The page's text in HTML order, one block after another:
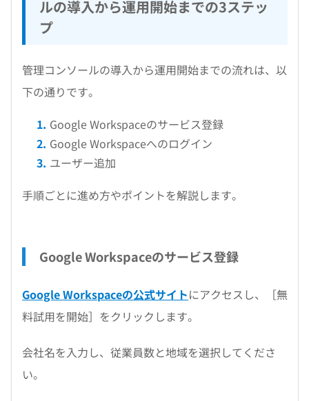
ルの導入から運用開始までの3ステッ
プ
管理コンソールの導入から運用開始までの流れは、以
下の通りです。
Google Workspaceのサービス登録
Google Workspaceへのログイン
ユーザー追加
手順ごとに進め方やポイントを解説します。
Google Workspaceのサービス登録
Google Workspaceの公式サイトにアクセスし、［無
料試用を開始］をクリックします。
会社名を入力し、従業員数と地域を選択してくださ
い。